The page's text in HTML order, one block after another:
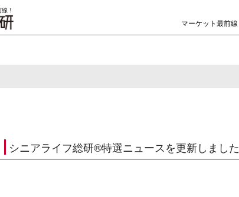
！
マーケット最前線
シニアライフ総研®特選ニュースを更新しました